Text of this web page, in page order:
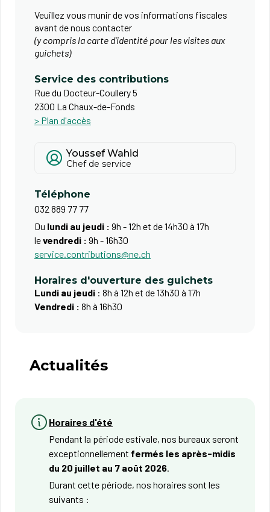
Veuillez vous munir de vos informations fiscales
avant de nous contacter
(y compris la carte d'identité pour les visites aux
guichets)
Service des contributions
Rue du Docteur-Coullery 5
2300 La Chaux-de-Fonds
> Plan d'accès
Youssef Wahid
Chef de service
Téléphone
032 889 77 77
Du lundi au jeudi : 9h - 12h et de 14h30 à 17h
levendredi : 9h - 16h30
service.contributions@ne.ch
Horaires d'ouverture des guichets
Lundi au jeudi : 8h à 12h et de 13h30 à 17h
Vendredi : 8h à 16h30
Actualités
Horaires d'été
Pendant la période estivale, nos bureaux seront
exceptionnellement fermés les après-midis
du 20 juillet au 7 août 2026.
Durant cette période, nos horaires sont les
suivants :